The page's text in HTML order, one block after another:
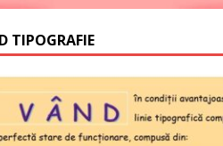
TIPOGRAFIE